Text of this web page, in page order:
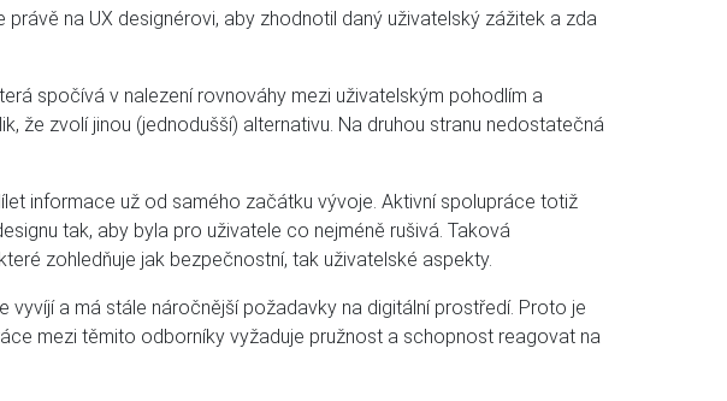
na UX designérovi, aby zhodnotil daný uživatelský zážitek a zda
spočívá v nalezení rovnováhy mezi uživatelským pohodlím a
že zvolí jinou (jednodušší) alternativu. Na druhou stranu nedostatečná
informace už od samého začátku vývoje. Aktivní spolupráce totiž
tak, aby byla pro uživatele co nejméně rušivá. Taková
zohledňuje jak bezpečnostní, tak uživatelské aspekty.
a má stále náročnější požadavky na digitální prostředí. Proto je
mezi těmito odborníky vyžaduje pružnost a schopnost reagovat na